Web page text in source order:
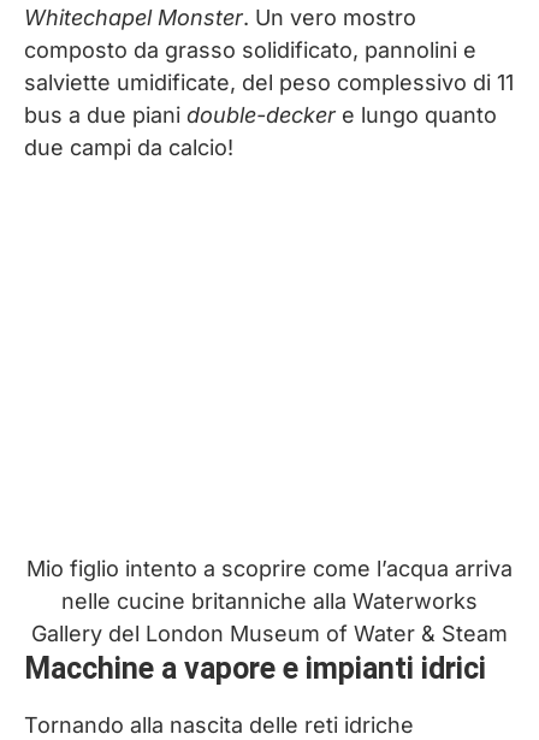
Whitechapel Monster. Un vero mostro
composto da grasso solidificato, pannolini e
salviette umidificate, del peso complessivo di 11
bus a due piani double-deckere lungo quanto
due campi da calcio!
Mio figlio intento a scoprire come l’acqua arriva
nelle cucine britanniche alla Waterworks
Gallery del London Museum of Water & Steam
Macchine a vapore e impianti idrici
Tornando alla nascita delle reti idriche